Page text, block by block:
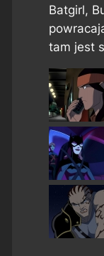
Batgirl,
tam jest